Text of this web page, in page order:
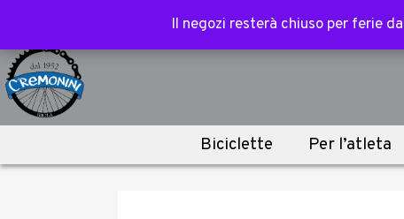
Spedizione gratuita sopra i 100€ per
Biciclette Per l’atleta
Il negozi resterà chiuso per ferie
Il negozi resterà chiuso per ferie